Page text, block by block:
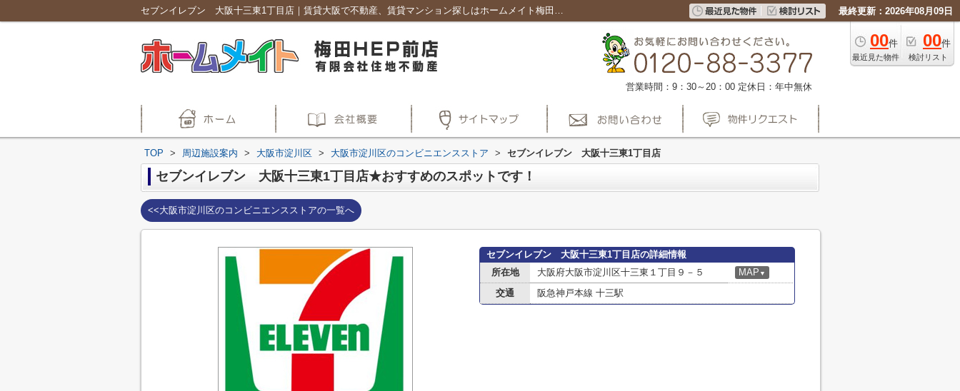
セブンイレブン 大阪十三東1丁目店｜賃貸大阪で不動産、賃貸マンション探しはホームメイト梅田HEP前店 最終更新：2026年08月09日
00件
最近見た物件
00件
検討リスト
営業時間：9：30～20：00 定休日：年中無休
TOP > 周辺施設案内 > 大阪市淀川区 > 大阪市淀川区のコンビニエンスストア > セブンイレブン 大阪十三東1丁目店
セブンイレブン 大阪十三東1丁目店★おすすめのスポットです！
<<大阪市淀川区のコンビニエンスストアの一覧へ
セブンイレブン 大阪十三東1丁目店の詳細情報
所在地
大阪府大阪市淀川区十三東１丁目９－５ MAP ▼
交通 阪急神戸本線 十三駅